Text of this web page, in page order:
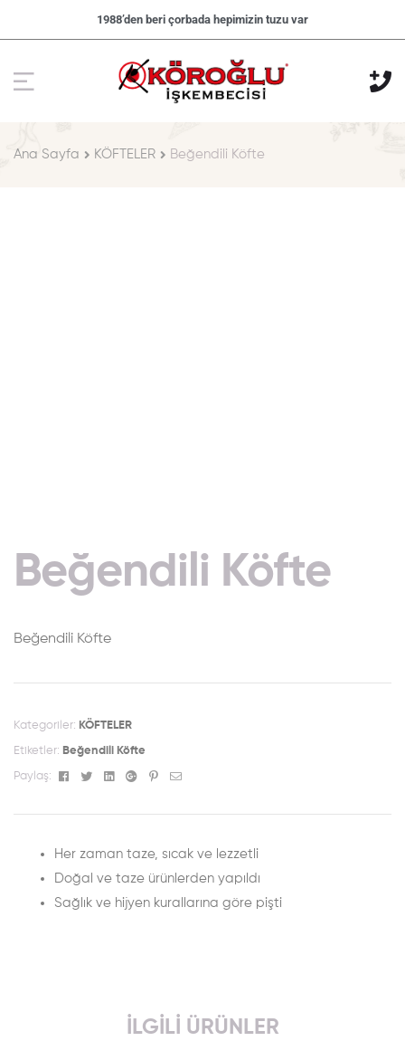
1988’den beri çorbada hepimizin tuzu var
Ana Sayfa KÖFTELER Beğendili Köfte
Beğendili Köfte
Beğendili Köfte
Kategoriler: KÖFTELER
Etiketler: Beğendili Köfte
Paylaş: Facebook
TwitterLinkedinGoogle+Pinterest
Email
Her zaman taze, sıcak ve lezzetli
Doğal ve taze ürünlerden yapıldı
Sağlık ve hijyen kurallarına göre pişti
İLGILI ÜRÜNLER